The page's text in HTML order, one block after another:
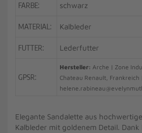
FARBE: schwarz
MATERIAL: Kalbleder
FUTTER: Lederfutter
GPSR:
Hersteller: Arche | Zone
Chateau Renault, Frankreich |
Elegante Sandalette aus
Kalbleder mit goldenem Detail.